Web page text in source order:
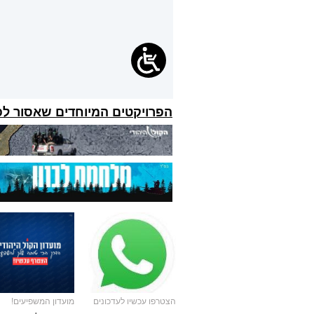
הפרויקטים המיוחדים שאסור
מועדון המשפיעים! הצטרפו עכשיו לעדכונים